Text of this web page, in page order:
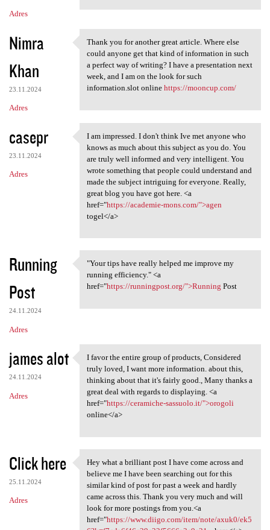
Adres
Nimra
Khan
23.11.2024
Adres
Thank you for another great
Thank you for another great article. Where else
could anyone get that kind of information in such
a perfect way of writing? I have a presentation next
week, and I am on the look for such
information.slot online https://mooncup.com/
casepr
23.11.2024
Adres
I am impressed. I don't think
I am impressed. I don't think Ive met anyone who
knows as much about this subject as you do. You
are truly well informed and very intelligent. You
wrote something that people could understand and
made the subject intriguing for everyone. Really,
great blog you have got here. <a
href="https://academie-mons.com/">agen
togel</a>
Running
Post
24.11.2024
Adres
"Your tips have really helped
"Your tips have really helped me improve my
running efficiency." <a
href="https://runningpost.org/">Running Post
james alot
24.11.2024
Adres
I favor the entire group of
I favor the entire group of products, Considered
truly loved, I want more information. about this,
thinking about that it's fairly good., Many thanks a
great deal with regards to displaying. <a
href="https://ceramiche-sassuolo.it/">orogoli
online</a>
Click here
25.11.2024
Adres
Hey what a brilliant post I
Hey what a brilliant post I have come across and
believe me I have been searching out for this
similar kind of post for past a week and hardly
came across this. Thank you very much and will
look for more postings from you.<a
href="https://www.diigo.com/item/note/axuk0/ek5